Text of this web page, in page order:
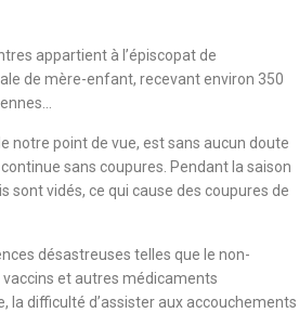
appartient à l’épiscopat de
de mère-enfant, recevant environ 350
notre point de vue, est sans aucun doute
sans coupures. Pendant la saison
sont vidés, ce qui cause des coupures de
désastreuses telles que le non-
et autres médicaments
la difficulté d’assister aux accouchements